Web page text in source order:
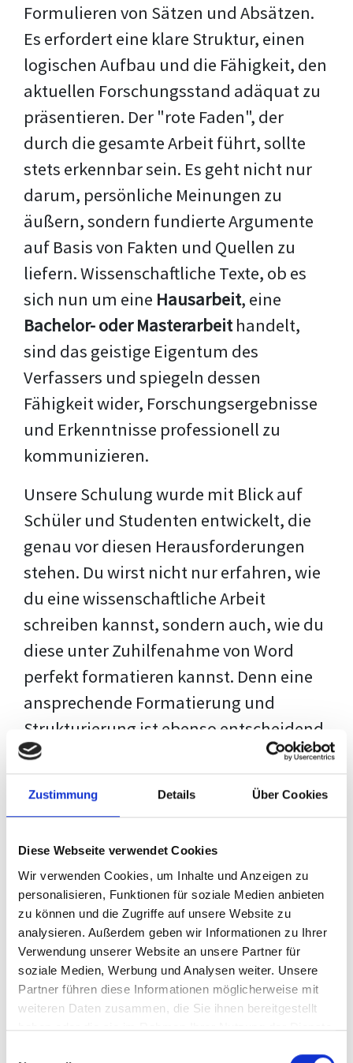
Zustimmung Details Über Cookies
Diese Webseite verwendet Cookies
Wir verwenden Cookies, um Inhalte und Anzeigen zu
personalisieren, Funktionen für soziale Medien anbieten
zu können und die Zugriffe auf unsere Website zu
analysieren. Außerdem geben wir Informationen zu Ihrer
Verwendung unserer Website an unsere Partner für
soziale Medien, Werbung und Analysen weiter. Unsere
Partner führen diese Informationen möglicherweise mit
weiteren Daten zusammen, die Sie ihnen bereitgestellt
haben oder die sie im Rahmen Ihrer Nutzung der Dienste
Formulieren von Sätzen und Absätzen.
Es erfordert eine klare Struktur, einen
logischen Aufbau und die Fähigkeit, den
aktuellen Forschungsstand adäquat zu
präsentieren. Der "rote Faden", der
durch die gesamte Arbeit führt, sollte
stets erkennbar sein. Es geht nicht nur
darum, persönliche Meinungen zu
äußern, sondern fundierte Argumente
auf Basis von Fakten und Quellen zu
liefern. Wissenschaftliche Texte, ob es
sich nun um eine Hausarbeit, eine
Bachelor- oder Masterarbeithandelt,
sind das geistige Eigentum des
Verfassers und spiegeln dessen
Fähigkeit wider, Forschungsergebnisse
und Erkenntnisse professionell zu
kommunizieren.
Unsere Schulung wurde mit Blick auf
Schüler und Studenten entwickelt, die
genau vor diesen Herausforderungen
stehen. Du wirst nicht nur erfahren, wie
du eine wissenschaftliche Arbeit
schreiben kannst, sondern auch, wie du
diese unter Zuhilfenahme von Word
perfekt formatieren kannst. Denn eine
ansprechende Formatierung und
Strukturierung ist ebenso entscheidend
wie der Inhalt selbst. Jeder Prüfer hat
eigene Erwartungen, und unsere
Schulung ist so konzipiert, dass sie dir
deiner individuellen Vorlage zeigt,
anstatt eine Einheitslösung zu bieten.
Der Prozess des wissenschaftlichen
Schreibens kann ohne das richtige
Wissen eine große Herausforderung
darstellen. Jedoch, ausgestattet mit
denTechniken und Strategiendieses
Kurses, wird die Formatierung deiner